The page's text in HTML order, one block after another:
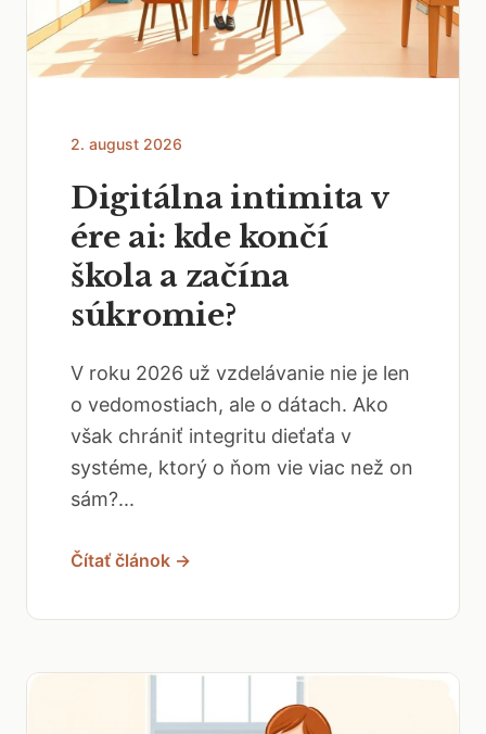
2. august 2026
Digitálna intimita v
ére ai: kde končí
škola a začína
súkromie?
V roku 2026 už vzdelávanie nie je len
o vedomostiach, ale o dátach. Ako
však chrániť integritu dieťaťa v
systéme, ktorý o ňom vie viac než on
sám?...
Čítať článok →